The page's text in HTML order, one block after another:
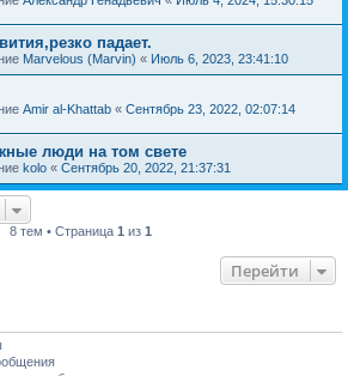
падает.
Marvelous (Marvin) « Июль 6, 2023, 23:41:10
Amir al-Khattab « Сентябрь 23, 2022, 02:07:14
люди на том свете
kolo « Сентябрь 20, 2022, 21:37:31
8 тем • Страница 1 из 1
Перейти